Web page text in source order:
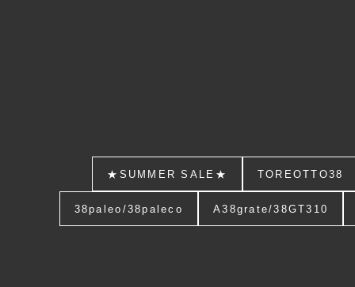
★SUMMER SALE★ TOREOTTO38
38paleo/38paleco A38grate/38GT310